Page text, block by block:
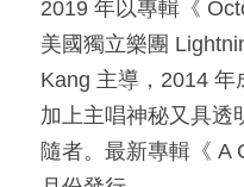
2019 年以專輯《
美國獨立樂團
Kang 主導，2014
加上主唱神秘又具透
隨者。最新專輯《 A